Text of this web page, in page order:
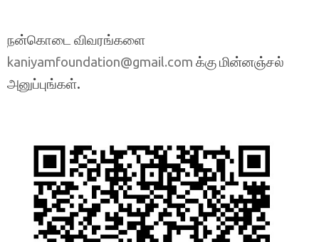
நன்கொடை விவரங்களை
kaniyamfoundation@gmail.com க்கு மின்னஞ்சல்
அனுப்புங்கள்.